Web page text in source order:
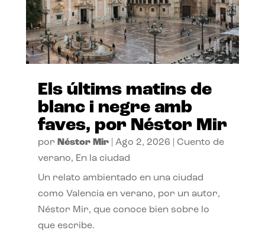
Els últims matins de
blanc i negre amb
faves, por Néstor Mir
por Néstor Mir| Ago 2, 2026
Cuento de
verano, En la ciudad
Un relato ambientado en una ciudad
como Valencia en verano, por un autor,
Néstor Mir, que conoce bien sobre lo
que escribe.